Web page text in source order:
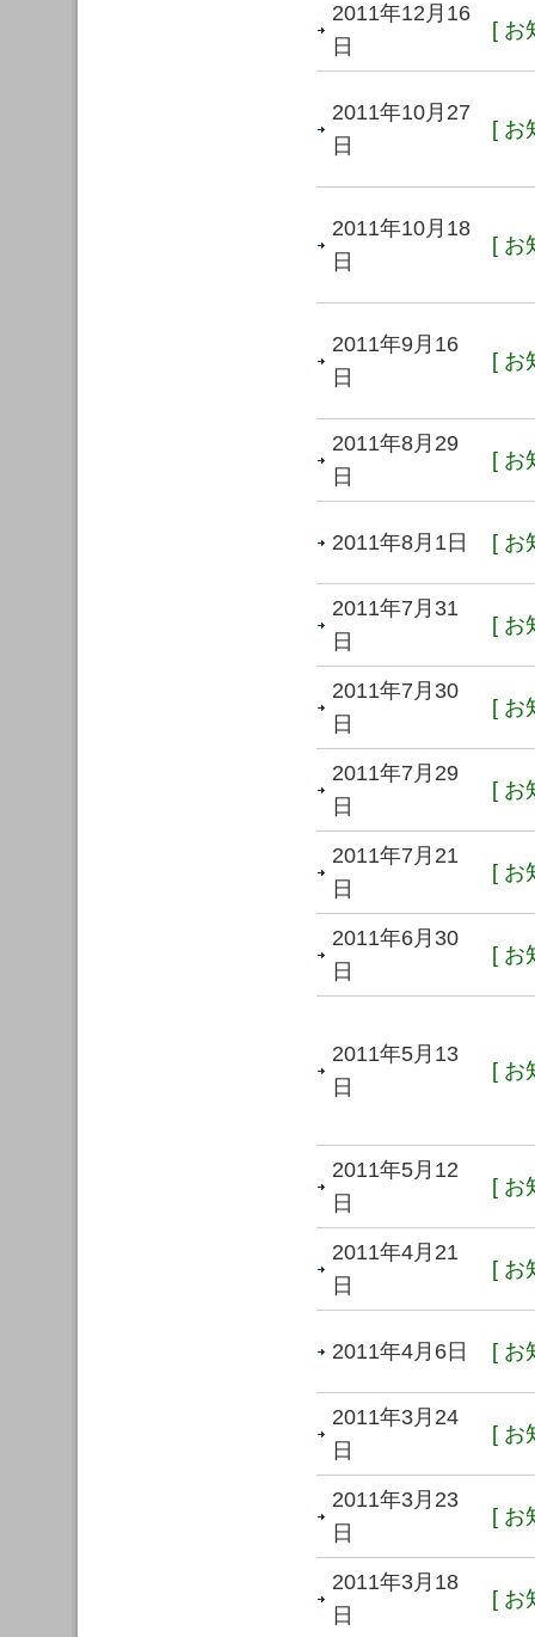
2011年12月16
日
[ お
2011年10月27
日
[ お
2011年10月18
日
[ お
2011年9月16
日
[ お
2011年8月29
日
[ お
2011年8月1日 [ お
2011年7月31
日
[ お
2011年7月30
日
[ お
2011年7月29
日
[ お
2011年7月21
日
[ お
2011年6月30
日
[ お
2011年5月13
日
[ お
2011年5月12
日
[ お
2011年4月21
日
[ お
2011年4月6日 [ お
2011年3月24
日
[ お
2011年3月23
日
[ お
2011年3月18
日
[ お